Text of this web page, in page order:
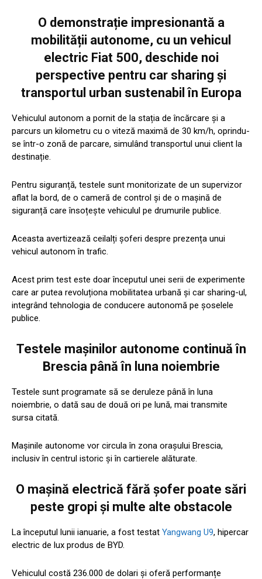
O demonstrație impresionantă a
mobilității autonome, cu un vehicul
electric Fiat 500, deschide noi
perspective pentru car sharing și
transportul urban sustenabil în Europa
Vehiculul autonom a pornit de la stația de încărcare și a
parcurs un kilometru cu o viteză maximă de 30 km/h, oprindu-
se într-o zonă de parcare, simulând transportul unui client la
destinație.
Pentru siguranță, testele sunt monitorizate de un supervizor
aflat la bord, de o cameră de control și de o mașină de
siguranță care însoțește vehiculul pe drumurile publice.
Aceasta avertizează ceilalți șoferi despre prezența unui
vehicul autonom în trafic.
Acest prim test este doar începutul unei serii de experimente
care ar putea revoluționa mobilitatea urbană și car sharing-ul,
integrând tehnologia de conducere autonomă pe șoselele
publice.
Testele mașinilor autonome continuă în
Brescia până în luna noiembrie
Testele sunt programate să se deruleze până în luna
noiembrie, o dată sau de două ori pe lună, mai transmite
sursa citată.
Mașinile autonome vor circula în zona orașului Brescia,
inclusiv în centrul istoric şi în cartierele alăturate.
O mașină electrică fără șofer poate sări
peste gropi și multe alte obstacole
La începutul lunii ianuarie, a fost testat Yangwang U9, hipercar
electric de lux produs de BYD.
Vehiculul costă 236.000 de dolari și oferă performanțe